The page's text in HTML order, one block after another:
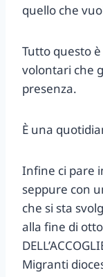
quello che
Tutto questo
volontari che
presenza.
È una
Infine ci pare
seppure con
che si sta
alla fine di
Migranti